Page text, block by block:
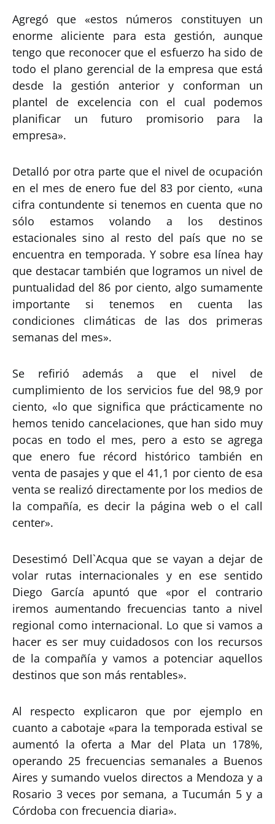
Agregó que «estos números constituyen un
enorme aliciente para esta gestión, aunque
tengo que reconocer que el esfuerzo ha sido de
todo el plano gerencial de la empresa que está
desde la gestión anterior y conforman un
plantel de excelencia con el cual podemos
planificar un futuro promisorio para la
empresa».
Detalló por otra parte que el nivel de ocupación
en el mes de enero fue del 83 por ciento, «una
cifra contundente si tenemos en cuenta que no
sólo estamos volando a los destinos
estacionales sino al resto del país que no se
encuentra en temporada. Y sobre esa línea hay
que destacar también que logramos un nivel de
puntualidad del 86 por ciento, algo sumamente
importante si tenemos en cuenta las
condiciones climáticas de las dos primeras
semanas del mes».
Se refirió además a que el nivel de
cumplimiento de los servicios fue del 98,9 por
ciento, «lo que significa que prácticamente no
hemos tenido cancelaciones, que han sido muy
pocas en todo el mes, pero a esto se agrega
que enero fue récord histórico también en
venta de pasajes y que el 41,1 por ciento de esa
venta se realizó directamente por los medios de
la compañía, es decir la página web o el call
center».
Desestimó Dell`Acqua que se vayan a dejar de
volar rutas internacionales y en ese sentido
Diego García apuntó que «por el contrario
iremos aumentando frecuencias tanto a nivel
regional como internacional. Lo que si vamos a
hacer es ser muy cuidadosos con los recursos
de la compañía y vamos a potenciar aquellos
destinos que son más rentables».
Al respecto explicaron que por ejemplo en
cuanto a cabotaje «para la temporada estival se
aumentó la oferta a Mar del Plata un 178%,
operando 25 frecuencias semanales a Buenos
Aires y sumando vuelos directos a Mendoza y a
Rosario 3 veces por semana, a Tucumán 5 y a
Córdoba con frecuencia diaria».